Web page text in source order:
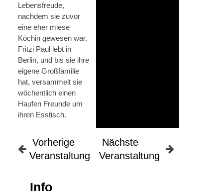
Lebensfreude,
nachdem sie zuvor
eine eher miese
Köchin gewesen war.
Fritzi Paul lebt in
Berlin, und bis sie ihre
eigene Großfamilie
hat, versammelt sie
wöchentlich einen
Haufen Freunde um
ihren Esstisch.
Vorherige
Veranstaltung
Nächste
Veranstaltung
Info